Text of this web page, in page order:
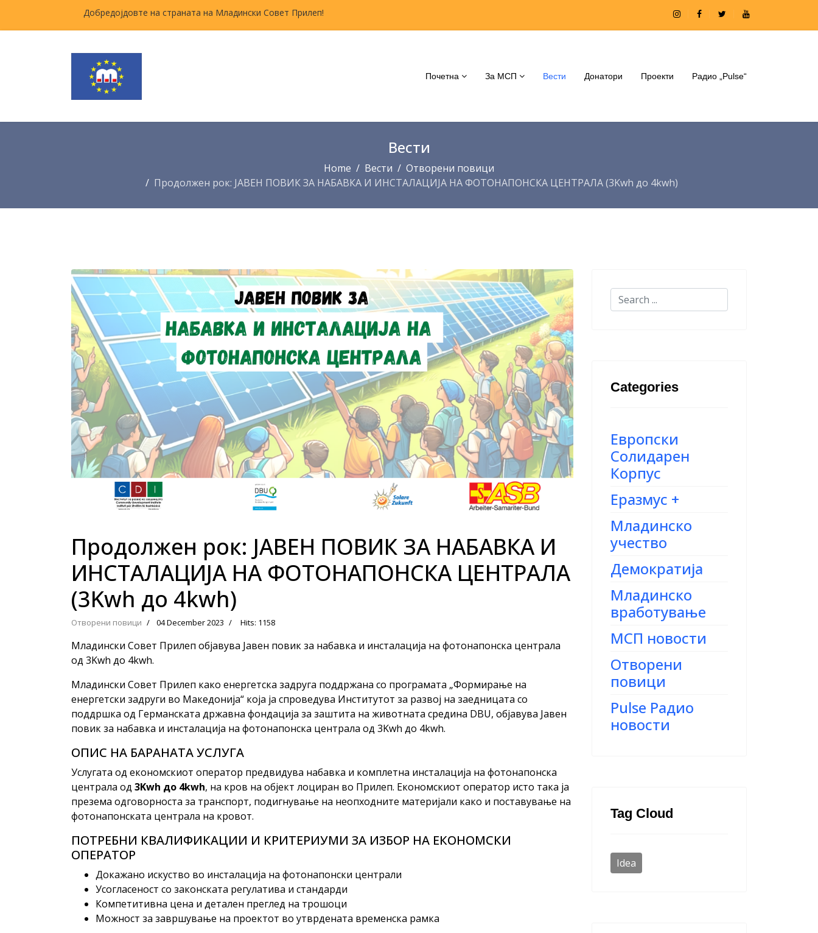
Добредојдовте на страната на Младински Совет Прилеп!
Почетна За МСП Вести Донатори Проекти Радио „Pulse“
Вести
Home Вести
Отворени повици
Продолжен рок: ЈАВЕН ПОВИК ЗА НАБАВКА И ИНСТАЛАЦИЈА НА ФОТОНАПОНСКА ЦЕНТРАЛА (3Kwh до 4kwh)
Продолжен рок: ЈАВЕН ПОВИК ЗА НАБАВКА И
ИНСТАЛАЦИЈА НА ФОТОНАПОНСКА ЦЕНТРАЛА
(3Kwh до 4kwh)
Отворени повици 04 December 2023 Hits: 1158
Младински Совет Прилеп објавува Јавен повик за набавка и инсталација на фотонапонска централа
од 3Kwh до 4kwh.
Младински Совет Прилеп како енергетска задруга поддржана со програмата „Формирање на
енергетски задруги во Македонија“ која ја спроведува Институтот за развој на заедницата со
поддршка од Германската државна фондација за заштита на животната средина DBU, објавува Јавен
повик за набавка и инсталација на фотонапонска централа од 3Kwh до 4kwh.
ОПИС НА БАРАНАТА УСЛУГА
Услугата од економскиот оператор предвидува набавка и комплетна инсталација на фотонапонска
централа од 3Kwh до 4kwh, на кров на објект лоциран во Прилеп. Економскиот оператор исто така ја
презема одговорноста за транспорт, подигнување на неопходните материјали како и поставување на
фотонапонската централа на кровот.
ПОТРЕБНИ КВАЛИФИКАЦИИ И КРИТЕРИУМИ ЗА ИЗБОР НА ЕКОНОМСКИ
ОПЕРАТОР
Докажано искуство во инсталација на фотонапонски централи
Усогласеност со законската регулатива и стандарди
Компетитивна цена и детален преглед на трошоци
Можност за завршување на проектот во утврдената временска рамка
Categories
Европски
Солидарен
Корпус
Еразмус +
Младинско
учество
Демократија
Младинско
вработување
МСП новости
Отворени
повици
Pulse Радио
новости
Tag Cloud
Idea